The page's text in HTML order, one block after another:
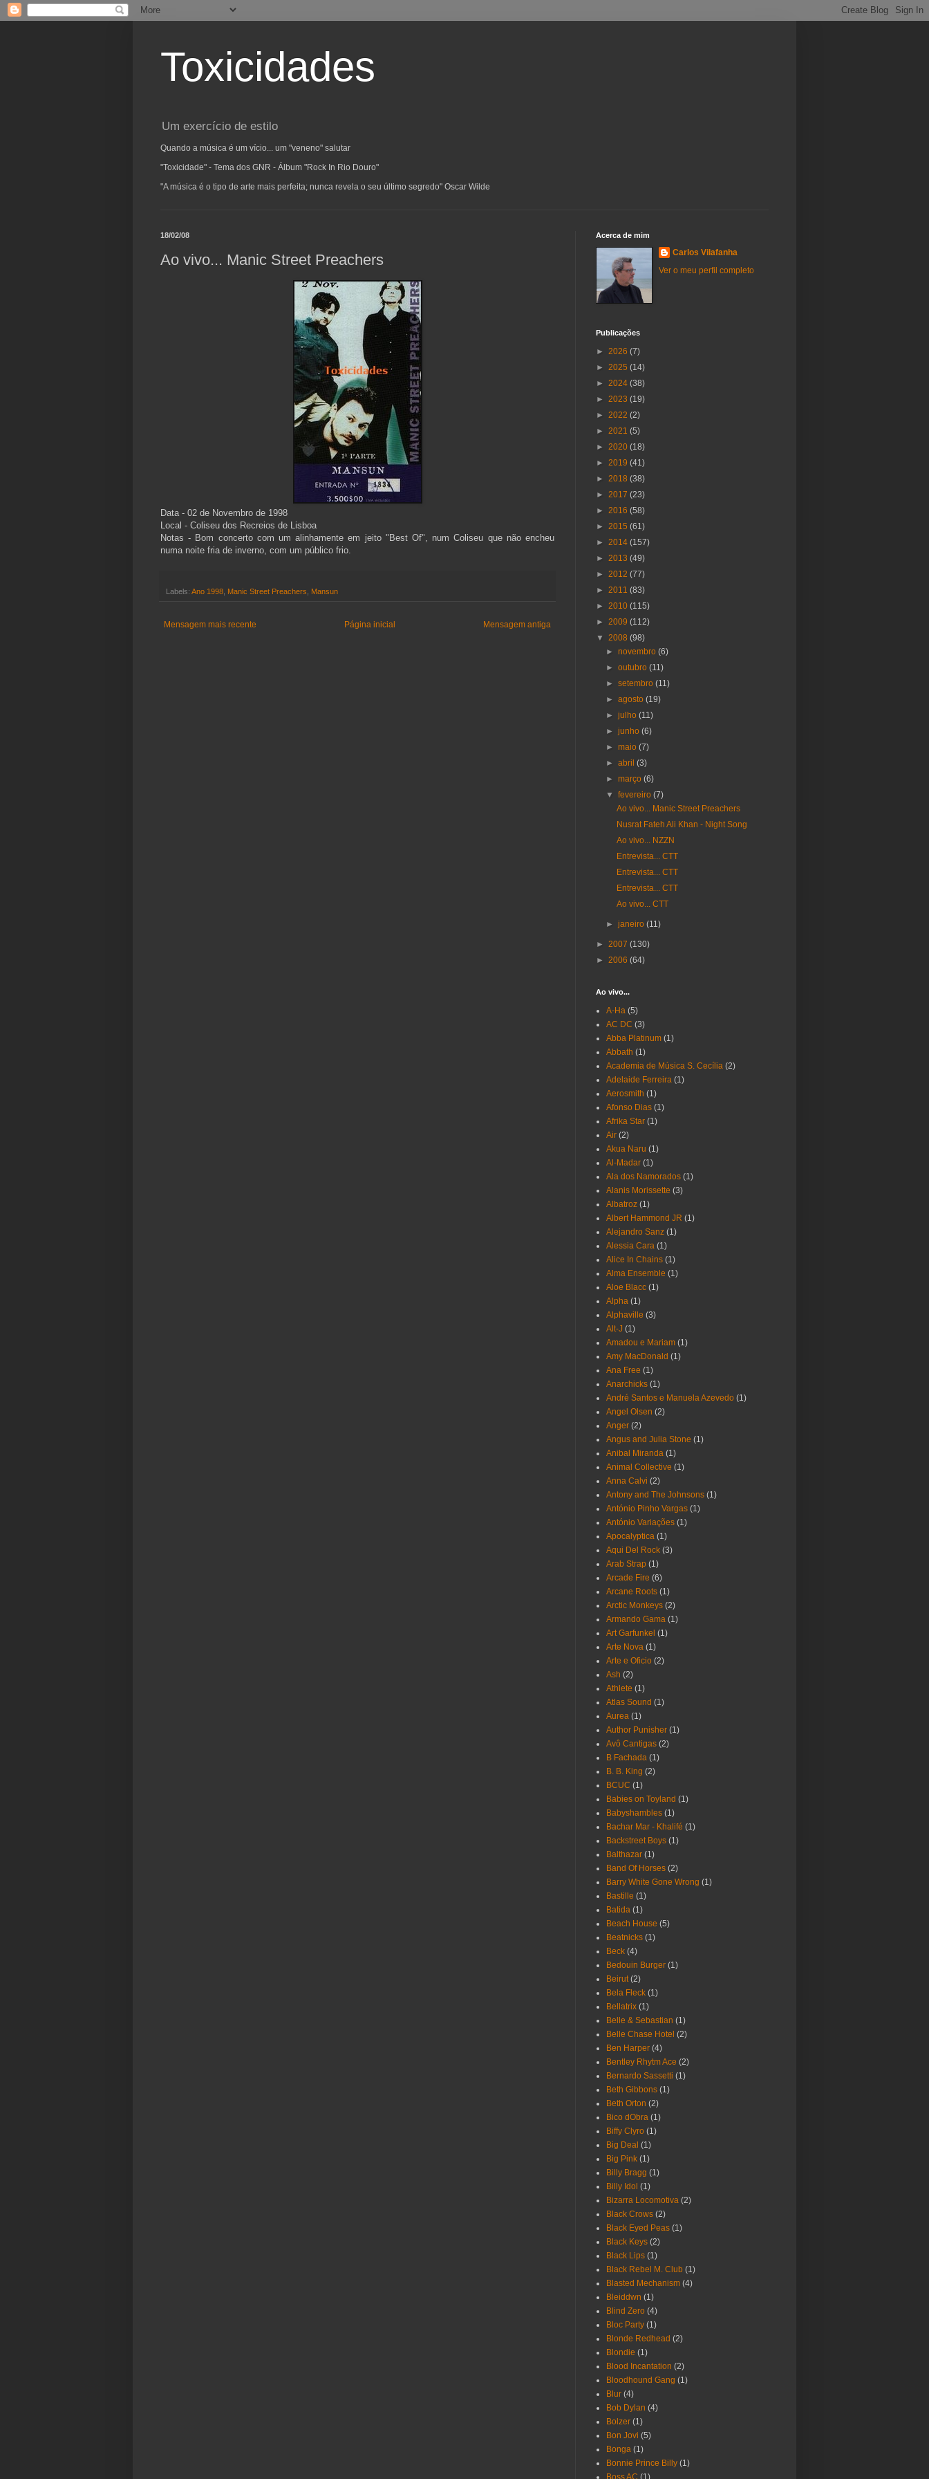
Toxicidades
Um exercício de estilo
Quando a música é um vício... um "veneno" salutar
"Toxicidade" - Tema dos GNR - Álbum "Rock In Rio Douro"
"A música é o tipo de arte mais perfeita; nunca revela o seu último segredo" Oscar Wilde
18/02/08
Ao vivo... Manic Street Preachers
Data - 02 de Novembro de 1998
Local - Coliseu dos Recreios de Lisboa
Notas - Bom concerto com um alinhamente em jeito "Best Of", num Coliseu que não encheu
numa noite fria de inverno, com um público frio.
Labels: Ano 1998 Manic Street Preachers Mansun
Mensagem mais recente Mensagem antiga
Página inicial
Acerca de mim
Carlos Vilafanha
Ver o meu perfil completo
Publicações
► 2026 (7)
► 2025 (14)
► 2024 (38)
► 2023 (19)
► 2022 (2)
► 2021 (5)
► 2020 (18)
► 2019 (41)
► 2018 (38)
► 2017 (23)
► 2016 (58)
► 2015 (61)
► 2014 (157)
► 2013 (49)
► 2012 (77)
► 2011 (83)
► 2010 (115)
► 2009 (112)
▼ 2008 (98)
►novembro(6)
►outubro(11)
►setembro(11)
►agosto(19)
►julho(11)
►junho(6)
►maio(7)
►abril(3)
►março(6)
▼fevereiro(7)
Ao vivo... Manic Street Preachers
Nusrat Fateh Ali Khan - Night Song
Ao vivo... NZZN
Entrevista... CTT
Entrevista... CTT
Entrevista... CTT
Ao vivo... CTT
►janeiro(11)
► 2007 (130)
► 2006 (64)
Ao vivo...
A-Ha (5)
AC DC (3)
Abba Platinum (1)
Abbath (1)
Academia de Música S. Cecília (2)
Adelaide Ferreira (1)
Aerosmith (1)
Afonso Dias (1)
Afrika Star (1)
Air (2)
Akua Naru (1)
Al-Madar (1)
Ala dos Namorados (1)
Alanis Morissette (3)
Albatroz (1)
Albert Hammond JR (1)
Alejandro Sanz (1)
Alessia Cara (1)
Alice In Chains (1)
Alma Ensemble (1)
Aloe Blacc (1)
Alpha (1)
Alphaville (3)
Alt-J (1)
Amadou e Mariam (1)
Amy MacDonald (1)
Ana Free (1)
Anarchicks (1)
André Santos e Manuela Azevedo (1)
Angel Olsen (2)
Anger (2)
Angus and Julia Stone (1)
Anibal Miranda (1)
Animal Collective (1)
Anna Calvi (2)
Antony and The Johnsons (1)
António Pinho Vargas (1)
António Variações (1)
Apocalyptica (1)
Aqui Del Rock (3)
Arab Strap (1)
Arcade Fire (6)
Arcane Roots (1)
Arctic Monkeys (2)
Armando Gama (1)
Art Garfunkel (1)
Arte Nova (1)
Arte e Oficio (2)
Ash (2)
Athlete (1)
Atlas Sound (1)
Aurea (1)
Author Punisher (1)
Avô Cantigas (2)
B Fachada (1)
B. B. King (2)
BCUC (1)
Babies on Toyland (1)
Babyshambles (1)
Bachar Mar - Khalifé (1)
Backstreet Boys (1)
Balthazar (1)
Band Of Horses (2)
Barry White Gone Wrong (1)
Bastille (1)
Batida (1)
Beach House (5)
Beatnicks (1)
Beck (4)
Bedouin Burger (1)
Beirut (2)
Bela Fleck (1)
Bellatrix (1)
Belle & Sebastian (1)
Belle Chase Hotel (2)
Ben Harper (4)
Bentley Rhytm Ace (2)
Bernardo Sassetti (1)
Beth Gibbons (1)
Beth Orton (2)
Bico dObra (1)
Biffy Clyro (1)
Big Deal (1)
Big Pink (1)
Billy Bragg (1)
Billy Idol (1)
Bizarra Locomotiva (2)
Black Crows (2)
Black Eyed Peas (1)
Black Keys (2)
Black Lips (1)
Black Rebel M. Club (1)
Blasted Mechanism (4)
Bleiddwn (1)
Blind Zero (4)
Bloc Party (1)
Blonde Redhead (2)
Blondie (1)
Blood Incantation (2)
Bloodhound Gang (1)
Blur (4)
Bob Dylan (4)
Bolzer (1)
Bon Jovi (5)
Bonga (1)
Bonnie Prince Billy (1)